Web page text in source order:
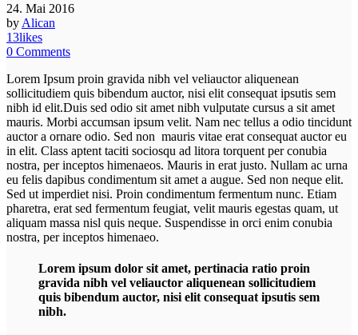
24. Mai 2016
by Alican
13likes
0 Comments
Lorem Ipsum proin gravida nibh vel veliauctor aliquenean
sollicitudiem quis bibendum auctor, nisi elit consequat ipsutis sem
nibh id elit.Duis sed odio sit amet nibh vulputate cursus a sit amet
mauris. Morbi accumsan ipsum velit. Nam nec tellus a odio tincidunt
auctor a ornare odio. Sed non mauris vitae erat consequat auctor eu
in elit. Class aptent taciti sociosqu ad litora torquent per conubia
nostra, per inceptos himenaeos. Mauris in erat justo. Nullam ac urna
eu felis dapibus condimentum sit amet a augue. Sed non neque elit.
Sed ut imperdiet nisi. Proin condimentum fermentum nunc. Etiam
pharetra, erat sed fermentum feugiat, velit mauris egestas quam, ut
aliquam massa nisl quis neque. Suspendisse in orci enim conubia
nostra, per inceptos himenaeo.
Lorem ipsum dolor sit amet, pertinacia ratio proin
gravida nibh vel veliauctor aliquenean sollicitudiem
quis bibendum auctor, nisi elit consequat ipsutis sem
nibh.